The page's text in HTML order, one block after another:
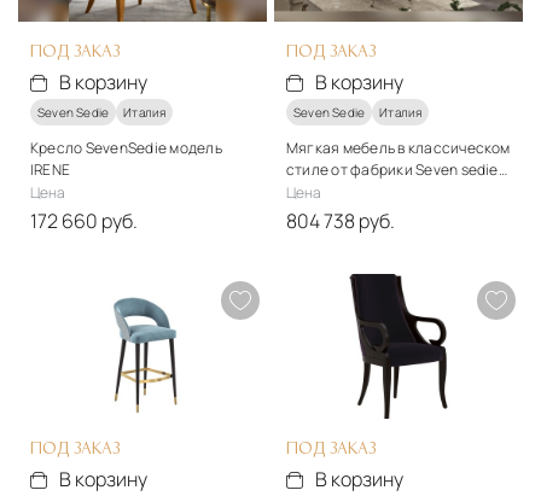
ПОД ЗАКАЗ
В корзину
Seven Sedie Италия
Кресло SevenSedie модель
IRENE
Цена
172 660 руб.
Дерево, ткань
Подробнее
В корзину
ПОД ЗАКАЗ
В корзину
Seven Sedie Италия
Мягкая мебель в классическом
стиле от фабрики Seven sedie
модель Butterfly
Цена
804 738 руб.
классический
Материалы
Ткань, дерево
Подробнее
В корзину
ПОД ЗАКАЗ
В корзину
ПОД ЗАКАЗ
В корзину